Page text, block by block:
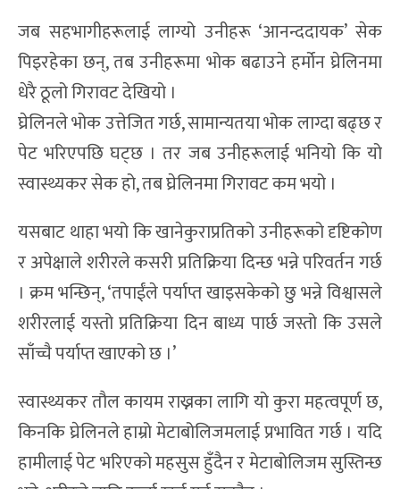
जब सहभागीहरूलाई लाग्यो उनीहरू ‘आनन्ददायक’ सेक
पिइरहेका छन्, तब उनीहरूमा भोक बढाउने हर्मोन घ्रेलिनमा
धेरै ठूलो गिरावट देखियो ।
घ्रेलिनले भोक उत्तेजित गर्छ, सामान्यतया भोक लाग्दा बढ्छ र
पेट भरिएपछि घट्छ । तर जब उनीहरूलाई भनियो कि यो
स्वास्थ्यकर सेक हो, तब घ्रेलिनमा गिरावट कम भयो ।
यसबाट थाहा भयो कि खानेकुराप्रतिको उनीहरूको दृष्टिकोण
र अपेक्षाले शरीरले कसरी प्रतिक्रिया दिन्छ भन्ने परिवर्तन गर्छ
। क्रम भन्छिन्, ‘तपाईंले पर्याप्त खाइसकेको छु भन्ने विश्वासले
शरीरलाई यस्तो प्रतिक्रिया दिन बाध्य पार्छ जस्तो कि उसले
साँच्चै पर्याप्त खाएको छ ।’
स्वास्थ्यकर तौल कायम राख्नका लागि यो कुरा महत्वपूर्ण छ,
किनकि घ्रेलिनले हाम्रो मेटाबोलिजमलाई प्रभावित गर्छ । यदि
हामीलाई पेट भरिएको महसुस हुँदैन र मेटाबोलिजम सुस्तिन्छ